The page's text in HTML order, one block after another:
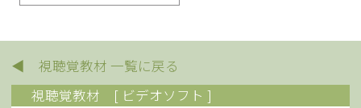
◀ 視聴覚教材 一覧に戻る
視聴覚教材
[ ビデオソフト ]